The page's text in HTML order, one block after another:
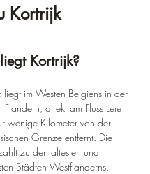
Kortrijk
Kortrijk?
liegt im Westen Belgiens in der
Flandern, direkt am Fluss Leie
wenige Kilometer von der
Grenze entfernt. Die
zu den ältesten und
Städten Westflanderns.